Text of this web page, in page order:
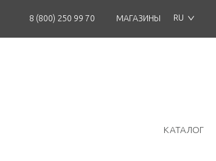
8 (800) 250 99 70 МАГАЗИНЫ RU
КАТАЛОГ